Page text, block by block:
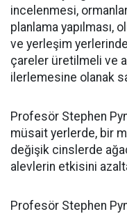
incelenmesi,
planlama yapılması,
ve yerleşim
çareler üretilmeli ve
ilerlemesine olanak
Profesör Stephen
müsait yerlerde, bir
değişik cinslerde
alevlerin etkisini
Profesör Stephen